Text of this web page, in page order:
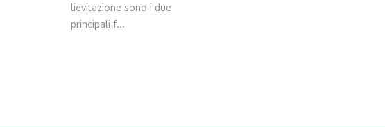
lievitazione sono i due
principali f...